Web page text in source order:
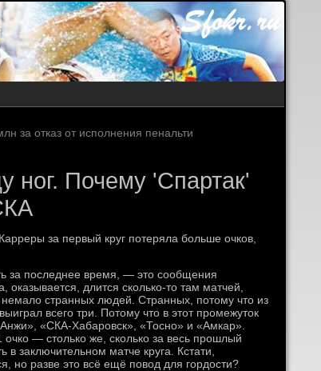
за отказ от исполнения пенальти
ног. Почему 'Спартак'
за первый круг потеряла больше очков,
за последнее время, — это сообщения
длится сколько-то там матчей,
странных людей. Странных, потому что из
всего три. Потому что в этот промежуток
«СКА-Хабаровск», «Тосно» и «Амкар».
— столько же, сколько за весь прошлый
в заключительном матче круга. Кстати,
но разве это всё ещё повод для гордости?